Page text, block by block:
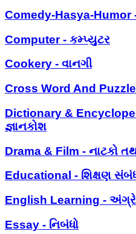
Comedy-Hasya-Humor
Computer - કમ્પ્યુટર
Cookery - વાનગી
Cross Word And
Dictionary &
જ્ઞાનકોશ
Drama & Film - નાટકો
Educational - શિક્ષણ
English Learning -
Essay - નિબંધો